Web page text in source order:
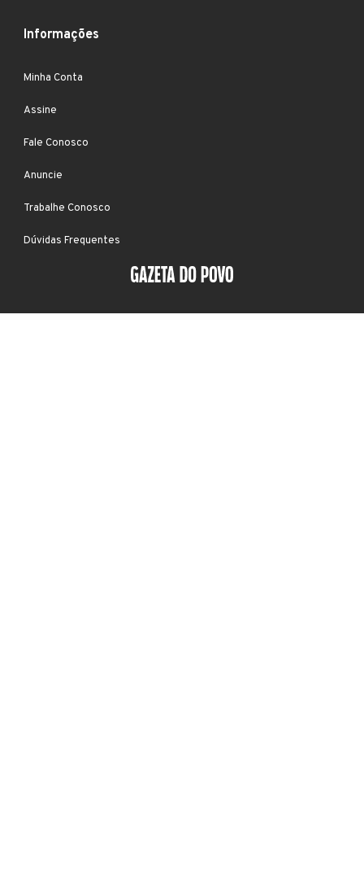
Informações
Minha Conta
Assine
Fale Conosco
Anuncie
Trabalhe Conosco
Dúvidas Frequentes